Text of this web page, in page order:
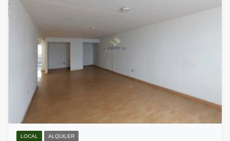
LOCAL ALQUILER